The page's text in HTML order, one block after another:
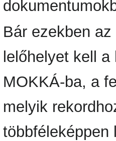
Bár ezekben
lelőhelyet kell
MOKKÁ-ba, a
melyik
többféleképpen